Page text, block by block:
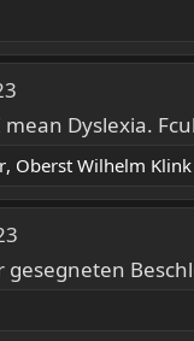
Dyslexia.
, Oberst Wilhelm Klink